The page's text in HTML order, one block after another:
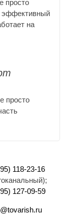
просто
эффективный
на
просто
118-23-16
127-09-59